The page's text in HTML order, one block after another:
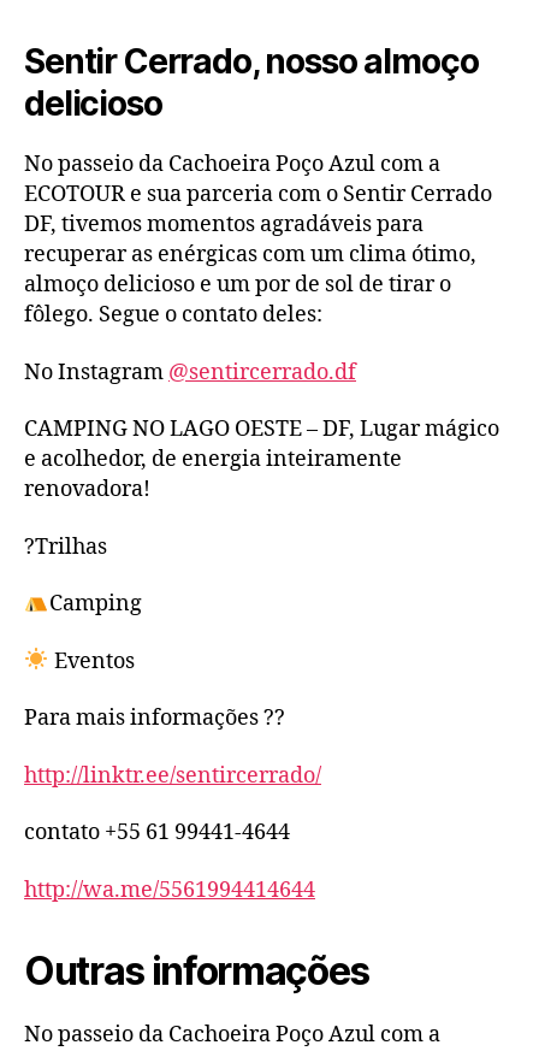
Sentir Cerrado, nosso almoço
delicioso
No passeio da Cachoeira Poço Azul com a
ECOTOUR e sua parceria com o Sentir Cerrado
DF, tivemos momentos agradáveis para
recuperar as enérgicas com um clima ótimo,
almoço delicioso e um por de sol de tirar o
fôlego. Segue o contato deles:
No Instagram @sentircerrado.df
CAMPING NO LAGO OESTE – DF, Lugar mágico
e acolhedor, de energia inteiramente
renovadora!
?Trilhas
Camping
Eventos
Para mais informações ??
http://linktr.ee/sentircerrado/
contato +55 61 99441-4644
http://wa.me/5561994414644
Outras informações
No passeio da Cachoeira Poço Azul com a